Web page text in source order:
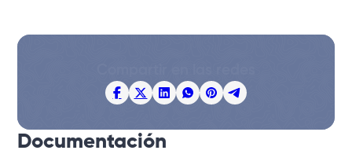
Documentación